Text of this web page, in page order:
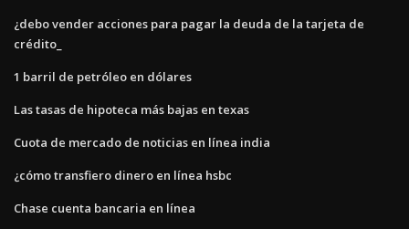
¿debo vender acciones para pagar la deuda de la tarjeta de
crédito_
1 barril de petróleo en dólares
Las tasas de hipoteca más bajas en texas
Cuota de mercado de noticias en línea india
¿cómo transfiero dinero en línea hsbc
Chase cuenta bancaria en línea